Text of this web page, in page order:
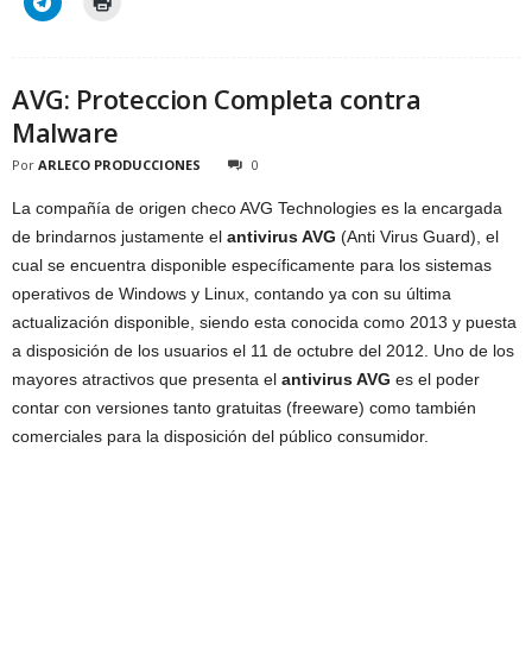
AVG: Proteccion Completa contra
Malware
Por ARLECO PRODUCCIONES 0
La compañía de origen checo AVG Technologies es la encargada
de brindarnos justamente el antivirus AVG (Anti Virus Guard), el
cual se encuentra disponible específicamente para los sistemas
operativos de Windows y Linux, contando ya con su última
actualización disponible, siendo esta conocida como 2013 y puesta
a disposición de los usuarios el 11 de octubre del 2012. Uno de los
mayores atractivos que presenta el antivirus AVG es el poder
contar con versiones tanto gratuitas (freeware) como también
comerciales para la disposición del público consumidor.